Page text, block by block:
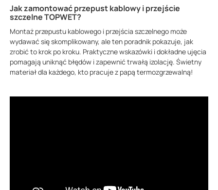
Jak zamontować przepust kablowy i przejście
szczelne TOPWET?
Montaż przepustu kablowego i przejścia szczelnego może
wydawać się skomplikowany, ale ten poradnik pokazuje, jak
zrobić to krok po kroku. Praktyczne wskazówki i dokładne ujęcia
pomagają uniknąć błędów i zapewnić trwałą izolację. Świetny
materiał dla każdego, kto pracuje z papą termozgrzewalną!